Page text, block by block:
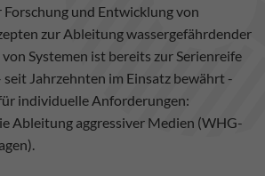
Forschung und Entwicklung von
zur Ableitung wassergefährdender
Systemen ist bereits zur Serienreife
Jahrzehnten im Einsatz bewährt -
individuelle Anforderungen:
Ableitung aggressiver Medien (WHG-